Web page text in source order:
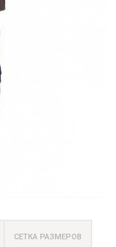
СЕТКА РАЗМЕРОВ